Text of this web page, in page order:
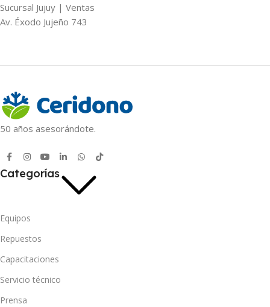
Sucursal Jujuy | Ventas
Av. Éxodo Jujeño 743
50 años asesorándote.
Categorías
Equipos
Repuestos
Capacitaciones
Servicio técnico
Prensa